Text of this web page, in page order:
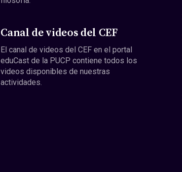
Canal de videos del CEF
El canal de videos del CEF en el portal
eduCast de la PUCP contiene todos los
videos disponibles de nuestras
actividades.